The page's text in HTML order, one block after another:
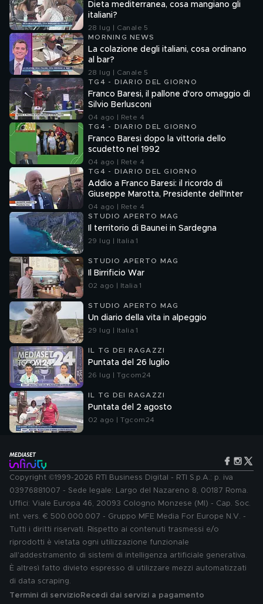
Dieta mediterranea, cosa mangiano gli
italiani?
28 lug | Canale 5
MORNING NEWS
La colazione degli italiani, cosa ordinano
al bar?
28 lug | Canale 5
TG4 - DIARIO DEL GIORNO
Franco Baresi, il pallone d'oro omaggio di
Silvio Berlusconi
04 ago | Rete 4
TG4 - DIARIO DEL GIORNO
Franco Baresi dopo la vittoria dello
scudetto nel 1992
04 ago | Rete 4
TG4 - DIARIO DEL GIORNO
Addio a Franco Baresi: il ricordo di
Giuseppe Marotta, Presidente dell'Inter
04 ago | Rete 4
STUDIO APERTO MAG
Il territorio di Baunei in Sardegna
29 lug | Italia 1
STUDIO APERTO MAG
Il Birrificio War
02 ago | Italia 1
STUDIO APERTO MAG
Un diario della vita in alpeggio
29 lug | Italia 1
IL TG DEI RAGAZZI
Puntata del 26 luglio
26 lug | Tgcom24
IL TG DEI RAGAZZI
Puntata del 2 agosto
02 ago | Tgcom24
Copyright ©1999-2026 RTI Business Digital - RTI S.p.A.: p. iva
03976881007 - Sede legale: Largo del Nazareno 8, 00187 Roma.
Uffici: Viale Europa 46, 20093 Cologno Monzese (MI) - Cap. Soc.
int. vers. € 500.000.007 - Gruppo MFE Media For Europe N.V. -
Tutti i diritti riservati. Rispetto ai contenuti trasmessi e/o
riprodotti è vietata ogni utilizzazione funzionale
all'addestramento di sistemi di intelligenza artificiale generativa.
È altresì fatto divieto espresso di utilizzare mezzi automatizzati
di data scraping.
Termini di servizio Recedi dai servizi a pagamento